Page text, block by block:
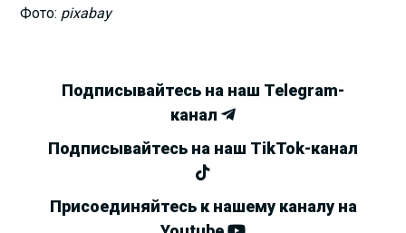
Фото: pixabay
Подписывайтесь на наш Telegram-
канал
Подписывайтесь на наш TikTok-канал
Присоединяйтесь к нашему каналу на